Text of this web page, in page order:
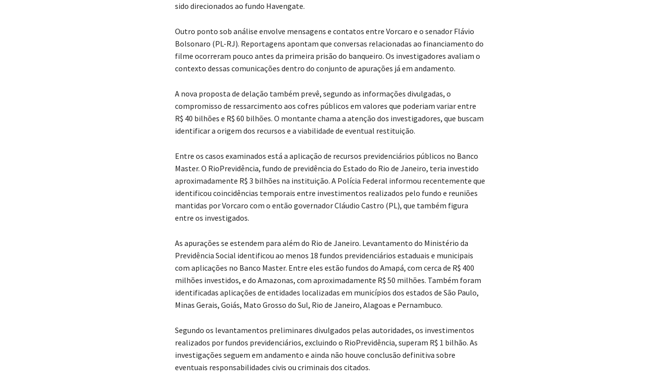
sido direcionados ao fundo Havengate.
Outro ponto sob análise envolve mensagens e contatos entre Vorcaro e o senador Flávio
Bolsonaro (PL-RJ). Reportagens apontam que conversas relacionadas ao financiamento do
filme ocorreram pouco antes da primeira prisão do banqueiro. Os investigadores avaliam o
contexto dessas comunicações dentro do conjunto de apurações já em andamento.
A nova proposta de delação também prevê, segundo as informações divulgadas, o
compromisso de ressarcimento aos cofres públicos em valores que poderiam variar entre
R$ 40 bilhões e R$ 60 bilhões. O montante chama a atenção dos investigadores, que buscam
identificar a origem dos recursos e a viabilidade de eventual restituição.
Entre os casos examinados está a aplicação de recursos previdenciários públicos no Banco
Master. O RioPrevidência, fundo de previdência do Estado do Rio de Janeiro, teria investido
aproximadamente R$ 3 bilhões na instituição. A Polícia Federal informou recentemente que
identificou coincidências temporais entre investimentos realizados pelo fundo e reuniões
mantidas por Vorcaro com o então governador Cláudio Castro (PL), que também figura
entre os investigados.
As apurações se estendem para além do Rio de Janeiro. Levantamento do Ministério da
Previdência Social identificou ao menos 18 fundos previdenciários estaduais e municipais
com aplicações no Banco Master. Entre eles estão fundos do Amapá, com cerca de R$ 400
milhões investidos, e do Amazonas, com aproximadamente R$ 50 milhões. Também foram
identificadas aplicações de entidades localizadas em municípios dos estados de São Paulo,
Minas Gerais, Goiás, Mato Grosso do Sul, Rio de Janeiro, Alagoas e Pernambuco.
Segundo os levantamentos preliminares divulgados pelas autoridades, os investimentos
realizados por fundos previdenciários, excluindo o RioPrevidência, superam R$ 1 bilhão. As
investigações seguem em andamento e ainda não houve conclusão definitiva sobre
eventuais responsabilidades civis ou criminais dos citados.